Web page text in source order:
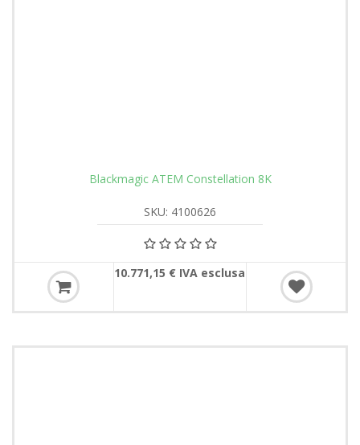
Blackmagic ATEM Constellation 8K
SKU: 4100626
10.771,15 € IVA esclusa